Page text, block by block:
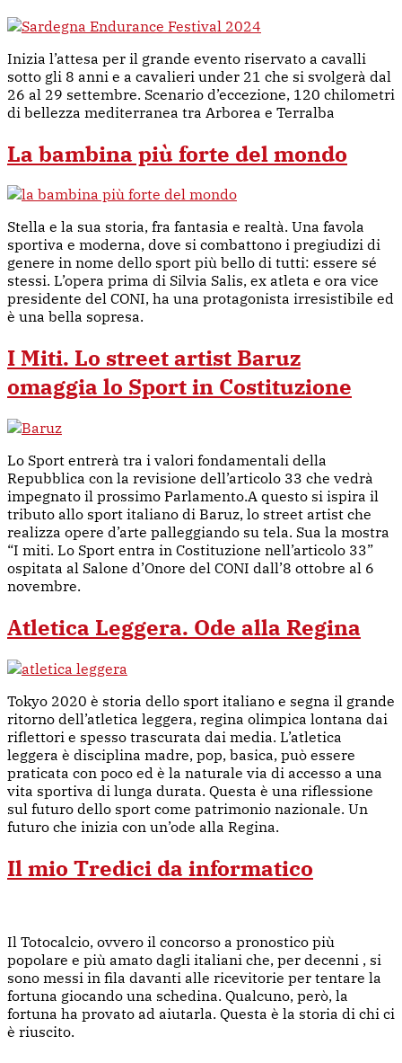
Inizia l’attesa per il grande evento riservato a cavalli
sotto gli 8 anni e a cavalieri under 21 che si svolgerà dal
26 al 29 settembre. Scenario d’eccezione, 120 chilometri
di bellezza mediterranea tra Arborea e Terralba
La bambina più forte del mondo
Stella e la sua storia, fra fantasia e realtà. Una favola
sportiva e moderna, dove si combattono i pregiudizi di
genere in nome dello sport più bello di tutti: essere sé
stessi. L’opera prima di Silvia Salis, ex atleta e ora vice
presidente del CONI, ha una protagonista irresistibile ed
è una bella sopresa.
I Miti. Lo street artist Baruz
omaggia lo Sport in Costituzione
Lo Sport entrerà tra i valori fondamentali della
Repubblica con la revisione dell’articolo 33 che vedrà
impegnato il prossimo Parlamento.A questo si ispira il
tributo allo sport italiano di Baruz, lo street artist che
realizza opere d’arte palleggiando su tela. Sua la mostra
“I miti. Lo Sport entra in Costituzione nell’articolo 33”
ospitata al Salone d’Onore del CONI dall’8 ottobre al 6
novembre.
Atletica Leggera. Ode alla Regina
Tokyo 2020 è storia dello sport italiano e segna il grande
ritorno dell’atletica leggera, regina olimpica lontana dai
riflettori e spesso trascurata dai media. L’atletica
leggera è disciplina madre, pop, basica, può essere
praticata con poco ed è la naturale via di accesso a una
vita sportiva di lunga durata. Questa è una riflessione
sul futuro dello sport come patrimonio nazionale. Un
futuro che inizia con un’ode alla Regina.
Il mio Tredici da informatico
Il Totocalcio, ovvero il concorso a pronostico più
popolare e più amato dagli italiani che, per decenni , si
sono messi in fila davanti alle ricevitorie per tentare la
fortuna giocando una schedina. Qualcuno, però, la
fortuna ha provato ad aiutarla. Questa è la storia di chi ci
è riuscito.